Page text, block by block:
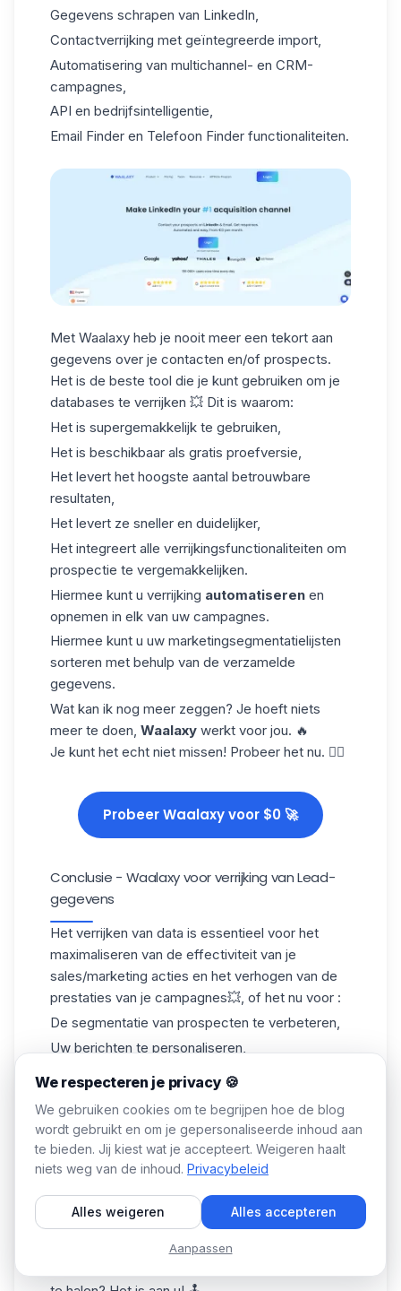
Gegevens schrapen van LinkedIn,
Contactverrijking met geïntegreerde import,
Automatisering van multichannel- en CRM-
campagnes,
API en bedrijfsintelligentie,
Email Finder en Telefoon Finder functionaliteiten.
Met Waalaxy heb je nooit meer een tekort aan
gegevens over je contacten en/of prospects.
Het is de beste tool die je kunt gebruiken om je
databases te verrijken 💥 Dit is waarom:
Het is supergemakkelijk te gebruiken,
Het is beschikbaar als gratis proefversie,
Het levert het hoogste aantal betrouwbare
resultaten,
Het levert ze sneller en duidelijker,
Het integreert alle verrijkingsfunctionaliteiten om
prospectie te vergemakkelijken.
Hiermee kunt u verrijking automatiseren en
opnemen in elk van uw campagnes.
Hiermee kunt u uw marketingsegmentatielijsten
sorteren met behulp van de verzamelde
gegevens.
Wat kan ik nog meer zeggen? Je hoeft niets
meer te doen, Waalaxy werkt voor jou. 🔥
Je kunt het echt niet missen! Probeer het nu. 👇🏼
Probeer Waalaxy voor $0 🚀
Conclusie - Waalaxy voor verrijking van Lead-
gegevens
Het verrijken van data is essentieel voor het
maximaliseren van de effectiviteit van je
sales/marketing acties en het verhogen van de
prestaties van je campagnes💥, of het nu voor :
De segmentatie van prospecten te verbeteren,
Uw berichten te personaliseren,
Of automatisch informatie synchroniseren met je
CRM tool
Waalaxy automatiseert niet alleen prospectie op
LinkedIn, maar verrijkt ook automatisch je
contacten met relevante gegevens, voor
Deze hoogwaardige tool bespaart u tijd en
verhoogt bovenal uw kansen om leads om te
zetten in gekwalificeerde klanten.
We respecteren je privacy 🍪
We gebruiken cookies om te begrijpen hoe de blog
wordt gebruikt en om je gepersonaliseerde inhoud aan
te bieden. Jij kiest wat je accepteert. Weigeren haalt
niets weg van de inhoud. Privacybeleid
Alles weigeren Alles accepteren
Aanpassen